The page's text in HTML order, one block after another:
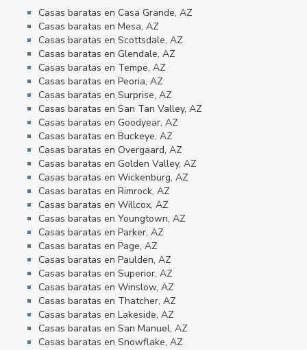
Casas baratas en Casa Grande, AZ
Casas baratas en Mesa, AZ
Casas baratas en Scottsdale, AZ
Casas baratas en Glendale, AZ
Casas baratas en Tempe, AZ
Casas baratas en Peoria, AZ
Casas baratas en Surprise, AZ
Casas baratas en San Tan Valley, AZ
Casas baratas en Goodyear, AZ
Casas baratas en Buckeye, AZ
Casas baratas en Overgaard, AZ
Casas baratas en Golden Valley, AZ
Casas baratas en Wickenburg, AZ
Casas baratas en Rimrock, AZ
Casas baratas en Willcox, AZ
Casas baratas en Youngtown, AZ
Casas baratas en Parker, AZ
Casas baratas en Page, AZ
Casas baratas en Paulden, AZ
Casas baratas en Superior, AZ
Casas baratas en Winslow, AZ
Casas baratas en Thatcher, AZ
Casas baratas en Lakeside, AZ
Casas baratas en San Manuel, AZ
Casas baratas en Snowflake, AZ